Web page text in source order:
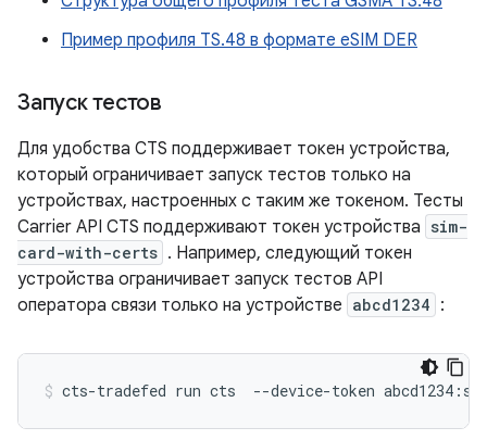
Пример профиля TS.48 в формате eSIM DER
Запуск тестов
Для удобства CTS поддерживает токен устройства,
который ограничивает запуск тестов только на
устройствах, настроенных с таким же токеном. Тесты
Carrier API CTS поддерживают токен устройства sim-
card-with-certs . Например, следующий токен
устройства ограничивает запуск тестов API
оператора связи только на устройстве abcd1234 :